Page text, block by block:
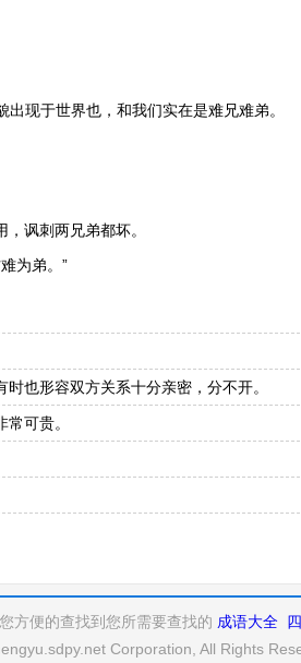
现于世界也，和我们实在是难兄难弟。
讽刺两兄弟都坏。
为弟。”
也形容双方关系十分亲密，分不开。
可贵。
方便的查找到您所需要查找的 成语大全
Corporation, All Rights